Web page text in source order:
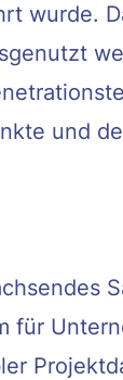
wurde.
und
für